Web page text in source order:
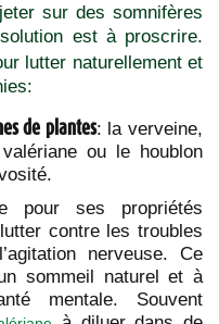
sur des somnifères
est à proscrire.
lutter naturellement et
de plantes: la verveine,
ou le houblon
pour ses propriétés
contre les troubles
nerveuse. Ce
sommeil naturel et à
mentale. Souvent